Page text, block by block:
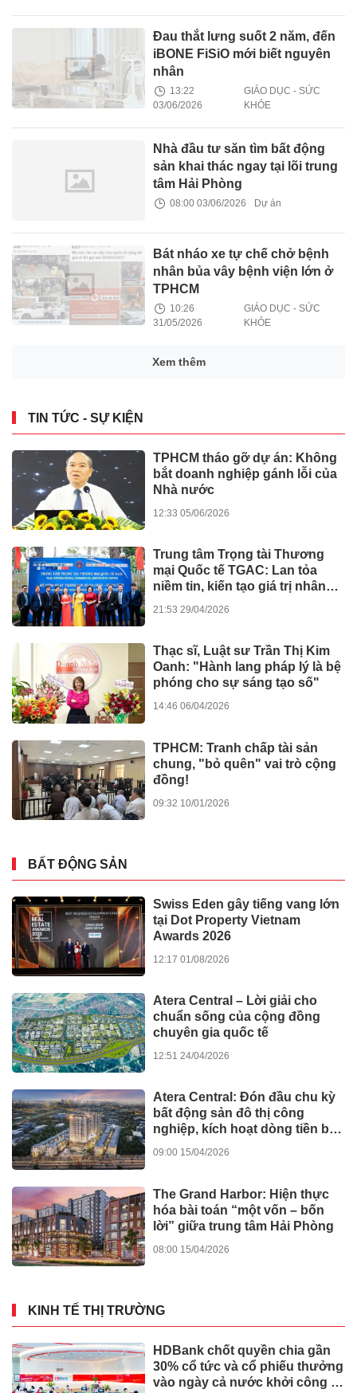
Đau thắt lưng suốt 2 năm, đến
iBONE FiSiO mới biết nguyên
nhân
13:22
03/06/2026
GIÁO DỤC - SỨC
KHỎE
Nhà đầu tư săn tìm bất động
sản khai thác ngay tại lõi trung
tâm Hải Phòng
08:00 03/06/2026 Dự án
Bát nháo xe tự chế chở bệnh
nhân bủa vây bệnh viện lớn ở
TPHCM
10:26
31/05/2026
GIÁO DỤC - SỨC
KHỎE
Xem thêm
TIN TỨC - SỰ KIỆN
TPHCM tháo gỡ dự án: Không
bắt doanh nghiệp gánh lỗi của
Nhà nước
12:33 05/06/2026
Trung tâm Trọng tài Thương
mại Quốc tế TGAC: Lan tỏa
niềm tin, kiến tạo giá trị nhân
21:53 29/04/2026
Thạc sĩ, Luật sư Trần Thị Kim
Oanh: "Hành lang pháp lý là bệ
phóng cho sự sáng tạo số"
14:46 06/04/2026
TPHCM: Tranh chấp tài sản
chung, "bỏ quên" vai trò cộng
đồng!
09:32 10/01/2026
BẤT ĐỘNG SẢN
Swiss Eden gây tiếng vang lớn
tại Dot Property Vietnam
Awards 2026
12:17 01/08/2026
Atera Central – Lời giải cho
chuẩn sống của cộng đồng
chuyên gia quốc tế
12:51 24/04/2026
Atera Central: Đón đầu chu kỳ
bất động sản đô thị công
nghiệp, kích hoạt dòng tiền bền
vững
09:00 15/04/2026
The Grand Harbor: Hiện thực
hóa bài toán “một vốn – bốn
lời” giữa trung tâm Hải Phòng
08:00 15/04/2026
KINH TẾ THỊ TRƯỜNG
HDBank chốt quyền chia gần
30% cổ tức và cổ phiếu thưởng
vào ngày cả nước khởi công -